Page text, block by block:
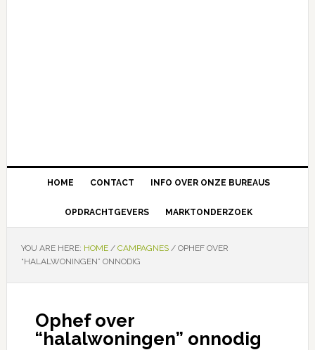
Main
navigation
HOME CONTACT INFO OVER ONZE BUREAUS
OPDRACHTGEVERS MARKTONDERZOEK
YOU ARE HERE: HOME / CAMPAGNES /OPHEF OVER
“HALALWONINGEN” ONNODIG
Ophef over
“halalwoningen” onnodig